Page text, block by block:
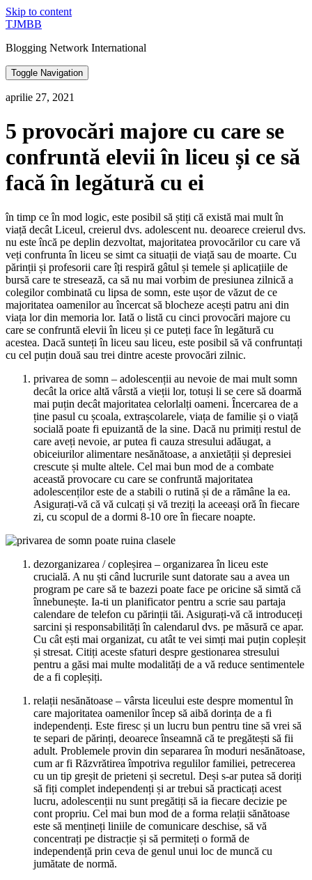
Skip to content
TJMBB
Blogging Network International
Toggle Navigation
aprilie 27, 2021
5 provocări majore cu care se
confruntă elevii în liceu și ce să
facă în legătură cu ei
în timp ce în mod logic, este posibil să știți că există mai mult în
viață decât Liceul, creierul dvs. adolescent nu. deoarece creierul dvs.
nu este încă pe deplin dezvoltat, majoritatea provocărilor cu care vă
veți confrunta în liceu se simt ca situații de viață sau de moarte. Cu
părinții și profesorii care îți respiră gâtul și temele și aplicațiile de
bursă care te stresează, ca să nu mai vorbim de presiunea zilnică a
colegilor combinată cu lipsa de somn, este ușor de văzut de ce
majoritatea oamenilor au încercat să blocheze acești patru ani din
viața lor din memoria lor. Iată o listă cu cinci provocări majore cu
care se confruntă elevii în liceu și ce puteți face în legătură cu
acestea. Dacă sunteți în liceu sau liceu, este posibil să vă confruntați
cu cel puțin două sau trei dintre aceste provocări zilnic.
privarea de somn – adolescenții au nevoie de mai mult somn
decât la orice altă vârstă a vieții lor, totuși li se cere să doarmă
mai puțin decât majoritatea celorlalți oameni. Încercarea de a
ține pasul cu școala, extrașcolarele, viața de familie și o viață
socială poate fi epuizantă de la sine. Dacă nu primiți restul de
care aveți nevoie, ar putea fi cauza stresului adăugat, a
obiceiurilor alimentare nesănătoase, a anxietății și depresiei
crescute și multe altele. Cel mai bun mod de a combate
această provocare cu care se confruntă majoritatea
adolescenților este de a stabili o rutină și de a rămâne la ea.
Asigurați-vă că vă culcați și vă treziți la aceeași oră în fiecare
zi, cu scopul de a dormi 8-10 ore în fiecare noapte.
dezorganizarea / copleșirea – organizarea în liceu este
crucială. A nu ști când lucrurile sunt datorate sau a avea un
program pe care să te bazezi poate face pe oricine să simtă că
înnebunește. Ia-ti un planificator pentru a scrie sau partaja
calendare de telefon cu părinții tăi. Asigurați-vă că introduceți
sarcini și responsabilități în calendarul dvs. pe măsură ce apar.
Cu cât ești mai organizat, cu atât te vei simți mai puțin copleșit
și stresat. Citiți aceste sfaturi despre gestionarea stresului
pentru a găsi mai multe modalități de a vă reduce sentimentele
de a fi copleșiți.
relații nesănătoase – vârsta liceului este despre momentul în
care majoritatea oamenilor încep să aibă dorința de a fi
independenți. Este firesc și un lucru bun pentru tine să vrei să
te separi de părinți, deoarece înseamnă că te pregătești să fii
adult. Problemele provin din separarea în moduri nesănătoase,
cum ar fi Răzvrătirea împotriva regulilor familiei, petrecerea
cu un tip greșit de prieteni și secretul. Deși s-ar putea să doriți
să fiți complet independenți și ar trebui să practicați acest
lucru, adolescenții nu sunt pregătiți să ia fiecare decizie pe
cont propriu. Cel mai bun mod de a forma relații sănătoase
este să mențineți liniile de comunicare deschise, să vă
concentrați pe distracție și să permiteți o formă de
independență prin ceva de genul unui loc de muncă cu
jumătate de normă.